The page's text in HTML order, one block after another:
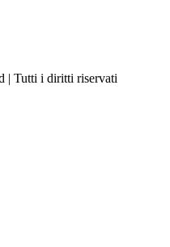
| Tutti i diritti riservati